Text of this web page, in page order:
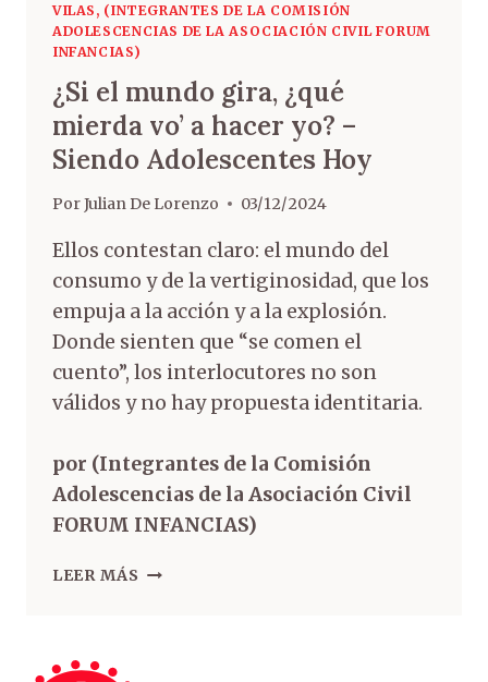
VILAS, (INTEGRANTES DE LA COMISIÓN
ADOLESCENCIAS DE LA ASOCIACIÓN CIVIL FORUM
INFANCIAS)
¿Si el mundo gira, ¿qué
mierda vo’ a hacer yo? –
Siendo Adolescentes Hoy
PorJulian De Lorenzo 03/12/2024
Ellos contestan claro: el mundo del
consumo y de la vertiginosidad, que los
empuja a la acción y a la explosión.
Donde sienten que “se comen el
cuento”, los interlocutores no son
válidos y no hay propuesta identitaria.
por (Integrantes de la Comisión
Adolescencias de la Asociación Civil
FORUM INFANCIAS)
LEER MÁS